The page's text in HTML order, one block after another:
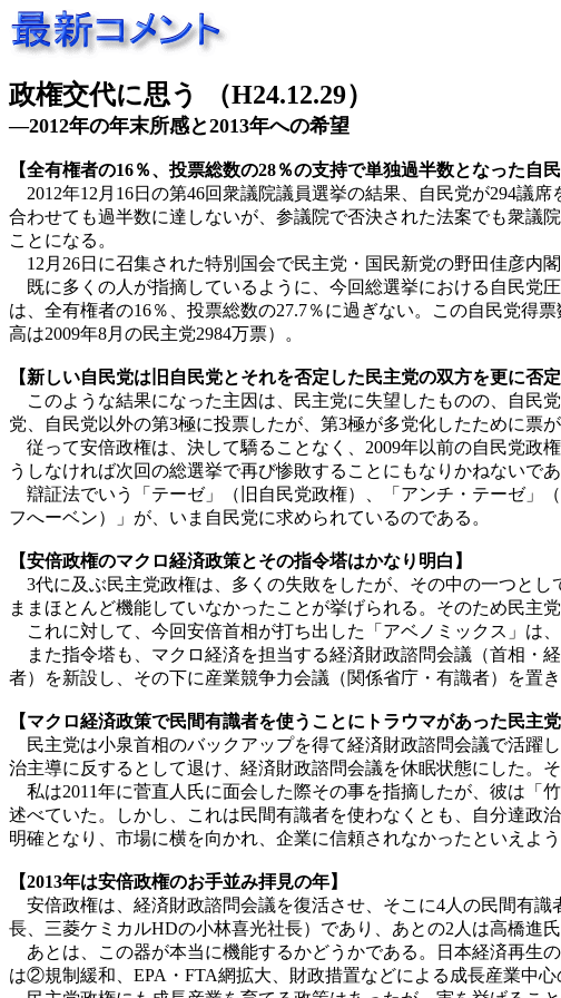
政権交代に思う （H24.12.29）
―2012年の年末所感と2013年への希望
【全有権者の16％、投票総数の28％の支持で単独過半数となった自民
2012年12月16日の第46回衆議院議員選挙の結果、自民党が294議
合わせても過半数に達しないが、参議院で否決された法案でも衆議
ことになる。
12月26日に召集された特別国会で民主党・国民新党の野田佳彦内
既に多くの人が指摘しているように、今回総選挙における自民党
は、全有権者の16％、投票総数の27.7％に過ぎない。この自民党得
高は2009年8月の民主党2984万票）。
【新しい自民党は旧自民党とそれを否定した民主党の双方を更に否
このような結果になった主因は、民主党に失望したものの、自民
党、自民党以外の第3極に投票したが、第3極が多党化したために票
従って安倍政権は、決して驕ることなく、2009年以前の自民党政
うしなければ次回の総選挙で再び惨敗することにもなりかねないであ
辯証法でいう「テーゼ」（旧自民党政権）、「アンチ・テーゼ」
フへーベン）」が、いま自民党に求められているのである。
【安倍政権のマクロ経済政策とその指令塔はかなり明白】
3代に及ぶ民主党政権は、多くの失敗をしたが、その中の一つと
ままほとんど機能していなかったことが挙げられる。そのため民主
これに対して、今回安倍首相が打ち出した「アベノミックス」は
また指令塔も、マクロ経済を担当する経済財政諮問会議（首相・
者）を新設し、その下に産業競争力会議（関係省庁・有識者）を置
【マクロ経済政策で民間有識者を使うことにトラウマがあった民主党
民主党は小泉首相のバックアップを得て経済財政諮問会議で活躍
治主導に反するとして退け、経済財政諮問会議を休眠状態にした。
私は2011年に菅直人氏に面会した際その事を指摘したが、彼は「
述べていた。しかし、これは民間有識者を使わなくとも、自分達政
明確となり、市場に横を向かれ、企業に信頼されなかったといえよう
【2013年は安倍政権のお手並み拝見の年】
安倍政権は、経済財政諮問会議を復活させ、そこに4人の民間有
長、三菱ケミカルHDの小林喜光社長）であり、あとの2人は高橋進
あとは、この器が本当に機能するかどうかである。日本経済再生
は②規制緩和、EPA・FTA網拡大、財政措置などによる成長産業中